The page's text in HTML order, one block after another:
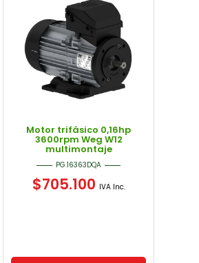
Motor trifásico 0,16hp
3600rpm Weg W12
multimontaje
PG.16363DQA
$705.100 IVA Inc.